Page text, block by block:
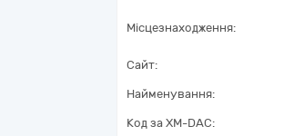
Місцезнаходження:
Сайт:
Найменування:
Код за XM-DAC: